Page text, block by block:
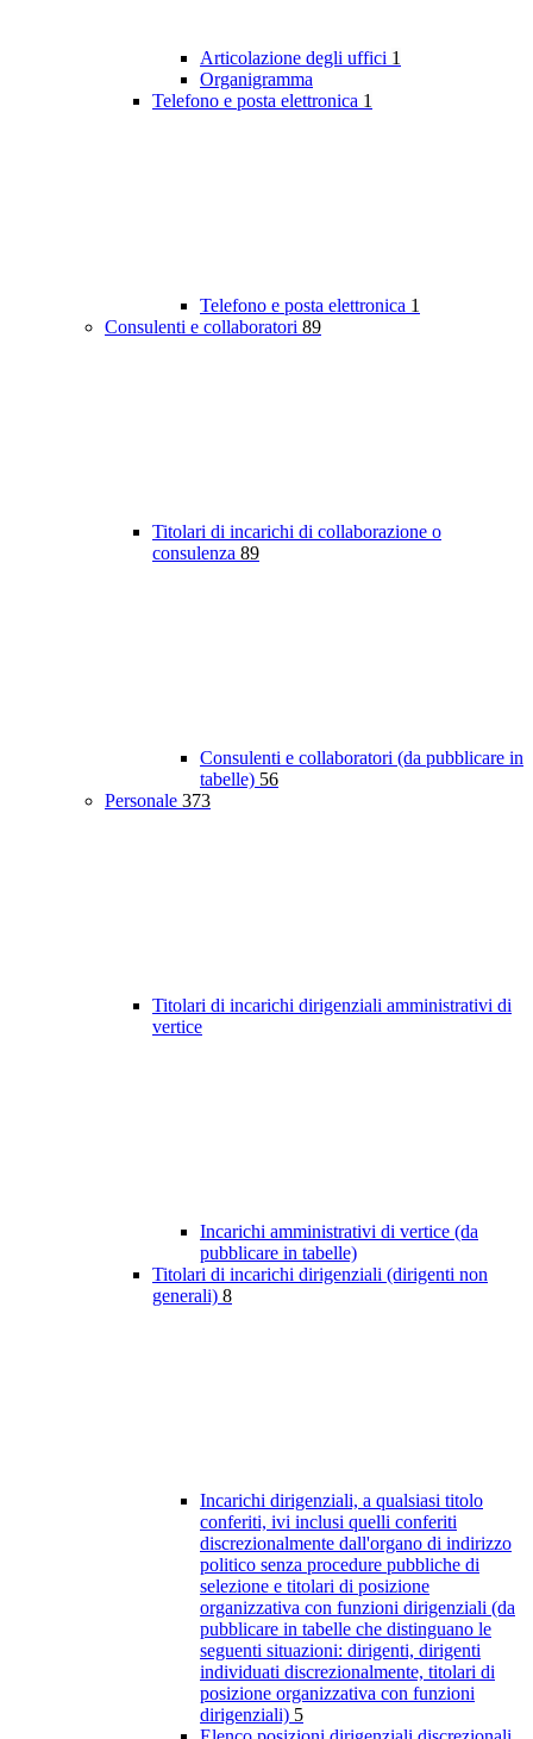
Articolazione degli uffici 1
Organigramma
Telefono e posta elettronica 1
Telefono e posta elettronica 1
Consulenti e collaboratori 89
Titolari di incarichi di collaborazione o
consulenza 89
Consulenti e collaboratori (da pubblicare in
tabelle) 56
Personale 373
Titolari di incarichi dirigenziali amministrativi di
vertice
Incarichi amministrativi di vertice (da
pubblicare in tabelle)
Titolari di incarichi dirigenziali (dirigenti non
generali) 8
Incarichi dirigenziali, a qualsiasi titolo
conferiti, ivi inclusi quelli conferiti
discrezionalmente dall'organo di indirizzo
politico senza procedure pubbliche di
selezione e titolari di posizione
organizzativa con funzioni dirigenziali (da
pubblicare in tabelle che distinguano le
seguenti situazioni: dirigenti, dirigenti
individuati discrezionalmente, titolari di
posizione organizzativa con funzioni
dirigenziali) 5